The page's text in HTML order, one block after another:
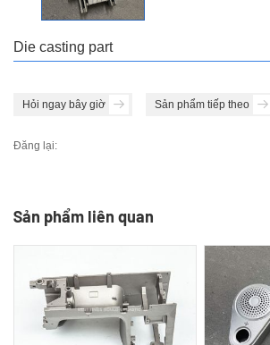
Die casting part
Hỏi ngay bây giờ Sản phẩm tiếp theo
Đăng lại:
Sản phẩm liên quan